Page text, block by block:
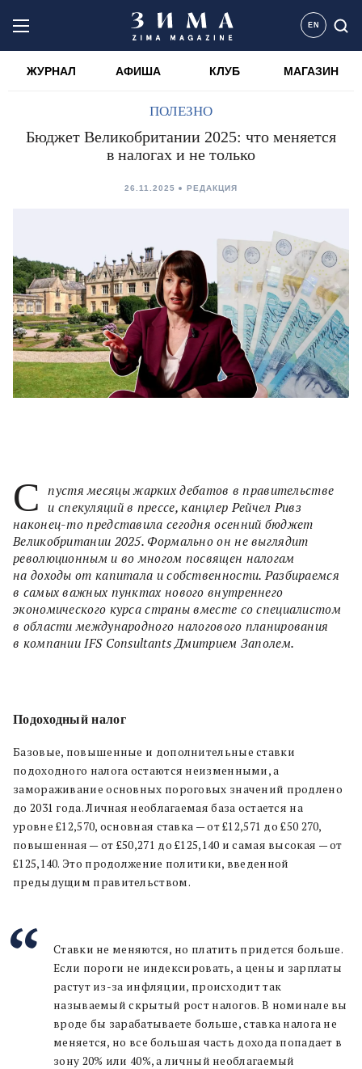
EN
ЖУРНАЛ АФИША КЛУБ МАГАЗИН
ПОЛЕЗНО
Бюджет Великобритании 2025: что меняется
в налогах и не только
26.11.2025 РЕДАКЦИЯ
С
пустя месяцы жарких дебатов в правительстве
и спекуляций в прессе, канцлер Рейчел Ривз
наконец-то представила сегодня осенний бюджет
Великобритании 2025. Формально он не выглядит
революционным и во многом посвящен налогам
на доходы от капитала и собственности. Разбираемся
в самых важных пунктах нового внутреннего
экономического курса страны вместе со специалистом
в области международного налогового планирования
в компании IFS Consultants Дмитрием Заполем.
Подоходный налог
Базовые, повышенные и дополнительные ставки
подоходного налога остаются неизменными, а
замораживание основных пороговых значений продлено
до 2031 года. Личная необлагаемая база остается на
уровне £12,570, основная ставка — от £12,571 до £50 270,
повышенная — от £50,271 до £125,140 и самая высокая — от
£125,140. Это продолжение политики, введенной
предыдущим правительством.
Ставки не меняются, но платить придется больше.
Если пороги не индексировать, а цены и зарплаты
растут из-за инфляции, происходит так
называемый скрытый рост налогов. В номинале вы
вроде бы зарабатываете больше, ставка налога не
меняется, но все большая часть дохода попадает в
зону 20% или 40%, а личный необлагаемый